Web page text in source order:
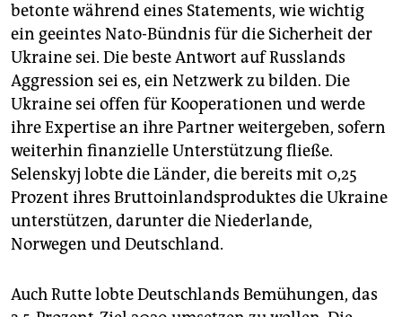
betonte während eines Statements, wie wichtig
ein geeintes Nato-Bündnis für die Sicherheit der
Ukraine sei. Die beste Antwort auf Russlands
Aggression sei es, ein Netzwerk zu bilden. Die
Ukraine sei offen für Kooperationen und werde
ihre Expertise an ihre Partner weitergeben, sofern
weiterhin finanzielle Unterstützung fließe.
Selenskyj lobte die Länder, die bereits mit 0,25
Prozent ihres Bruttoinlandsproduktes die Ukraine
unterstützen, darunter die Niederlande,
Norwegen und Deutschland.
Auch Rutte lobte Deutschlands Bemühungen, das